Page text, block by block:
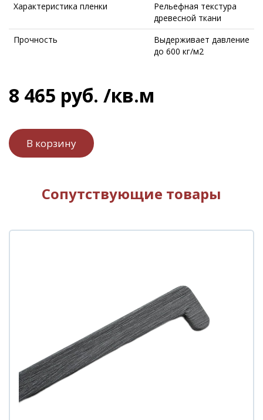
Характеристика пленки
Рельефная текстура
древесной ткани
Прочность
Выдерживает давление
до 600 кг/м2
8 465 руб. /кв.м
Сопутствующие товары